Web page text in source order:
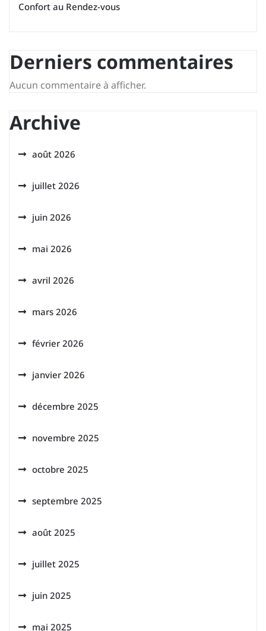
Confort au Rendez-vous
Derniers commentaires
Aucun commentaire à afficher.
Archive
août 2026
juillet 2026
juin 2026
mai 2026
avril 2026
mars 2026
février 2026
janvier 2026
décembre 2025
novembre 2025
octobre 2025
septembre 2025
août 2025
juillet 2025
juin 2025
mai 2025